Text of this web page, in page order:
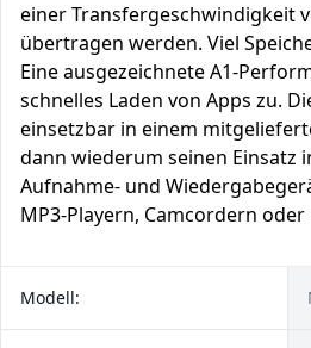
einer Transfergeschwindigkeit
übertragen werden. Viel
Eine ausgezeichnete A1-
schnelles Laden von Apps zu.
einsetzbar in einem
dann wiederum seinen Einsatz
Aufnahme- und
MP3-Playern, Camcordern
Modell: